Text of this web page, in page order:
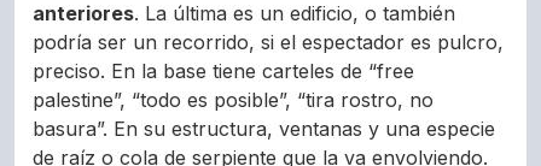
anteriores. La última es un edificio, o también
podría ser un recorrido, si el espectador es pulcro,
preciso. En la base tiene carteles de “free
palestine”, “todo es posible”, “tira rostro, no
basura”. En su estructura, ventanas y una especie
de raíz o cola de serpiente que la va envolviendo.